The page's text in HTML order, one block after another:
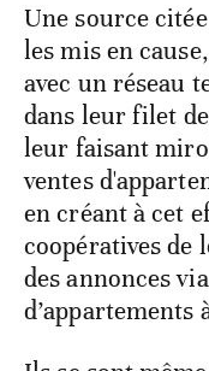
Une source
les mis en
avec un réseau
dans leur filet
leur faisant
ventes
en créant à cet
coopératives de
des annonces